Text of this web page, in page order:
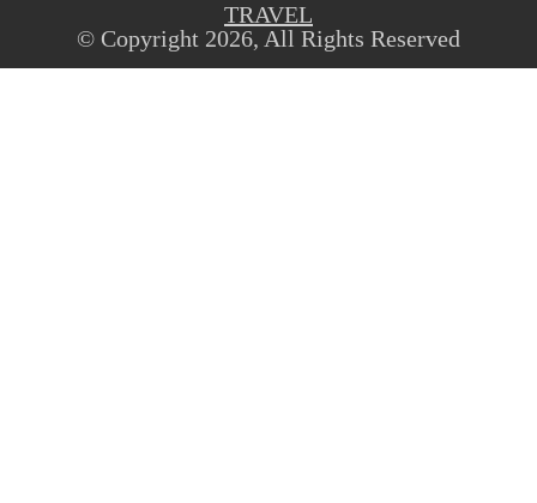
TRAVEL
© Copyright 2026, All Rights Reserved